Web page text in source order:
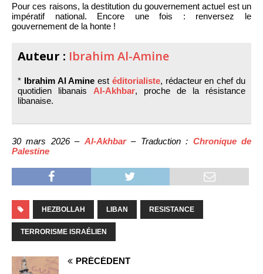
Pour ces raisons, la destitution du gouvernement actuel est un
impératif national. Encore une fois : renversez le
gouvernement de la honte !
Auteur : Ibrahim Al-Amine
* Ibrahim Al Amine est éditorialiste, rédacteur en chef du
quotidien libanais Al-Akhbar, proche de la résistance
libanaise.
30 mars 2026 – Al-Akhbar– Traduction : Chronique de
Palestine
HEZBOLLAH LIBAN RESISTANCE
TERRORISME ISRAÉLIEN
PRÉCÉDENT